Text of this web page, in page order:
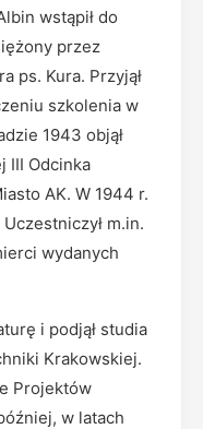
wstąpił do
przez
ps. Kura. Przyjął
szkolenia w
1943 objął
III Odcinka
AK. W 1944 r.
m.in.
wydanych
i podjął studia
Krakowskiej.
Projektów
w latach